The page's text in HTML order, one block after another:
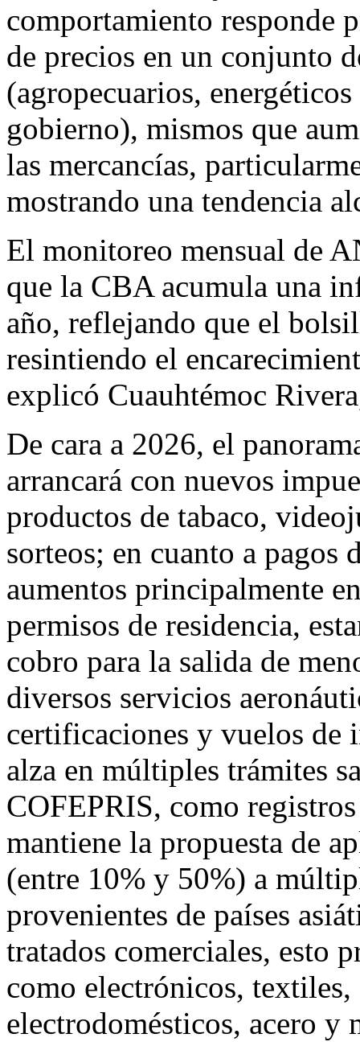
comportamiento responde
de precios en un conjunto
(agropecuarios,
gobierno), mismos que
las mercancías,
mostrando una tendencia
El monitoreo mensual de
que la CBA acumula una
año, reflejando que el
resintiendo el
explicó Cuauhtémoc
De cara a 2026, el
arrancará con nuevos
productos de tabaco,
sorteos; en cuanto a pagos
aumentos principalmente
permisos de residencia,
cobro para la salida de
diversos servicios
certificaciones y vuelos de
alza en múltiples trámites
COFEPRIS, como
mantiene la propuesta de
(entre 10% y 50%) a
provenientes de países
tratados comerciales, esto
como electrónicos, textiles,
electrodomésticos, acero y